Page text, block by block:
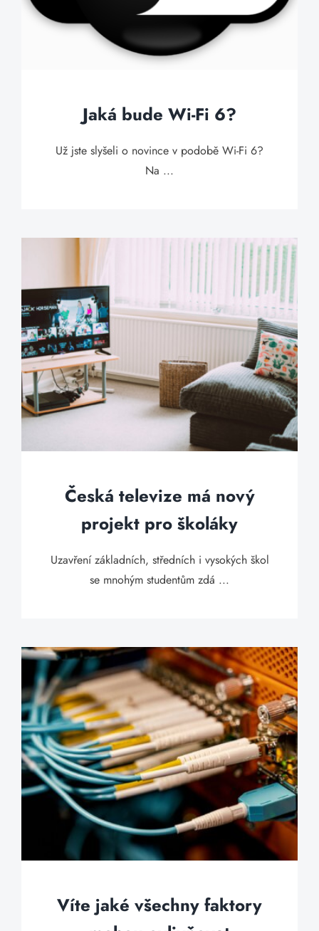
Jaká bude Wi-Fi 6?
Už jste slyšeli o novince v podobě Wi-Fi 6?
Na ...
Česká televize má nový
projekt pro školáky
Uzavření základních, středních i vysokých škol
se mnohým studentům zdá ...
Víte jaké všechny faktory